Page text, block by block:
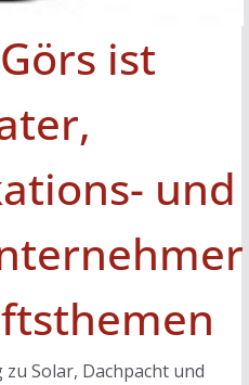
ist
und
Solar, Dachpacht und